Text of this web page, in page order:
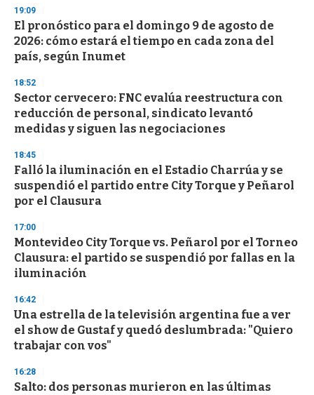
19:09
El pronóstico para el domingo 9 de agosto de
2026: cómo estará el tiempo en cada zona del
país, según Inumet
18:52
Sector cervecero: FNC evalúa reestructura con
reducción de personal, sindicato levantó
medidas y siguen las negociaciones
18:45
Falló la iluminación en el Estadio Charrúa y se
suspendió el partido entre City Torque y Peñarol
por el Clausura
17:00
Montevideo City Torque vs. Peñarol por el Torneo
Clausura: el partido se suspendió por fallas en la
iluminación
16:42
Una estrella de la televisión argentina fue a ver
el show de Gustaf y quedó deslumbrada: "Quiero
trabajar con vos"
16:28
Salto: dos personas murieron en las últimas